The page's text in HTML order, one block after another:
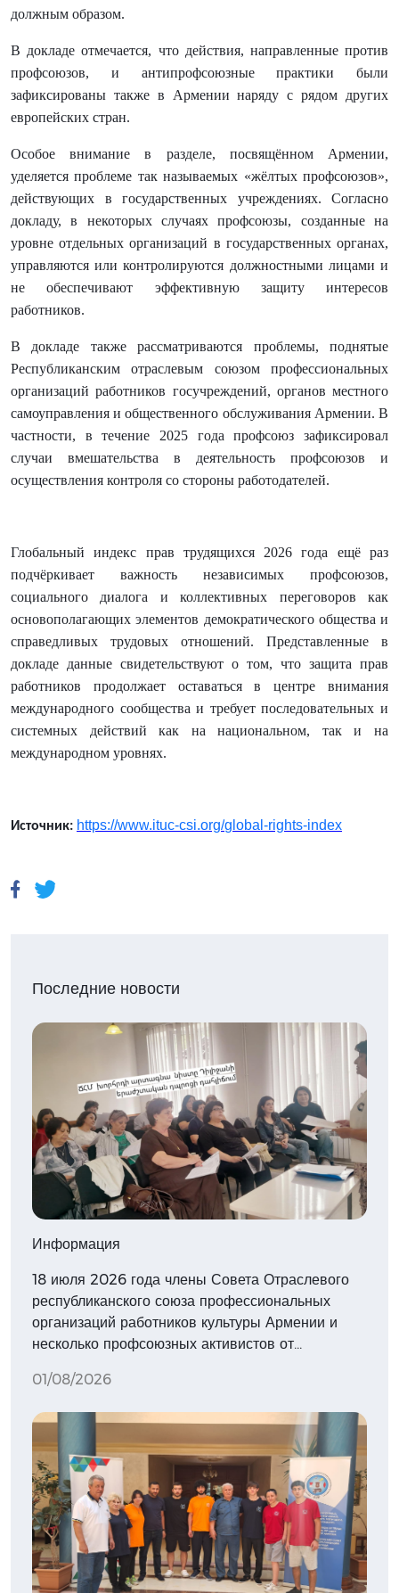
должным образом.
В докладе отмечается, что действия, направленные против
профсоюзов, и антипрофсоюзные практики были
зафиксированы также в Армении наряду с рядом других
европейских стран.
Особое внимание в разделе, посвящённом Армении,
уделяется проблеме так называемых «жёлтых профсоюзов»,
действующих в государственных учреждениях. Согласно
докладу, в некоторых случаях профсоюзы, созданные на
уровне отдельных организаций в государственных органах,
управляются или контролируются должностными лицами и
не обеспечивают эффективную защиту интересов
работников.
В докладе также рассматриваются проблемы, поднятые
Республиканским отраслевым союзом профессиональных
организаций работников госучреждений, органов местного
самоуправления и общественного обслуживания Армении. В
частности, в течение 2025 года профсоюз зафиксировал
случаи вмешательства в деятельность профсоюзов и
осуществления контроля со стороны работодателей.
Глобальный индекс прав трудящихся 2026 года ещё раз
подчёркивает важность независимых профсоюзов,
социального диалога и коллективных переговоров как
основополагающих элементов демократического общества и
справедливых трудовых отношений. Представленные в
докладе данные свидетельствуют о том, что защита прав
работников продолжает оставаться в центре внимания
международного сообщества и требует последовательных и
системных действий как на национальном, так и на
международном уровнях.
Источник: https://www.ituc-csi.org/global -rights-index
Последние новости
Информация
18 июля 2026 года члены Совета Отраслевого
республиканского союза профессиональных
организаций работников культуры Армении и
несколько профсоюзных активистов от…
01/08/2026